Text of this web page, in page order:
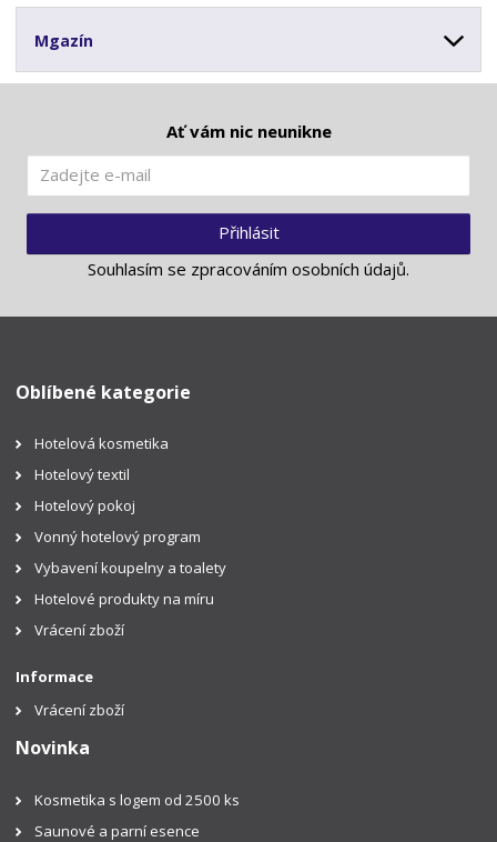
Mgazín
Ať vám nic neunikne
Přihlásit
Souhlasím se zpracováním osobních údajů.
Oblíbené kategorie
Hotelová kosmetika
Hotelový textil
Hotelový pokoj
Vonný hotelový program
Vybavení koupelny a toalety
Hotelové produkty na míru
Vrácení zboží
Informace
Vrácení zboží
Novinka
Kosmetika s logem od 2500 ks
Saunové a parní esence